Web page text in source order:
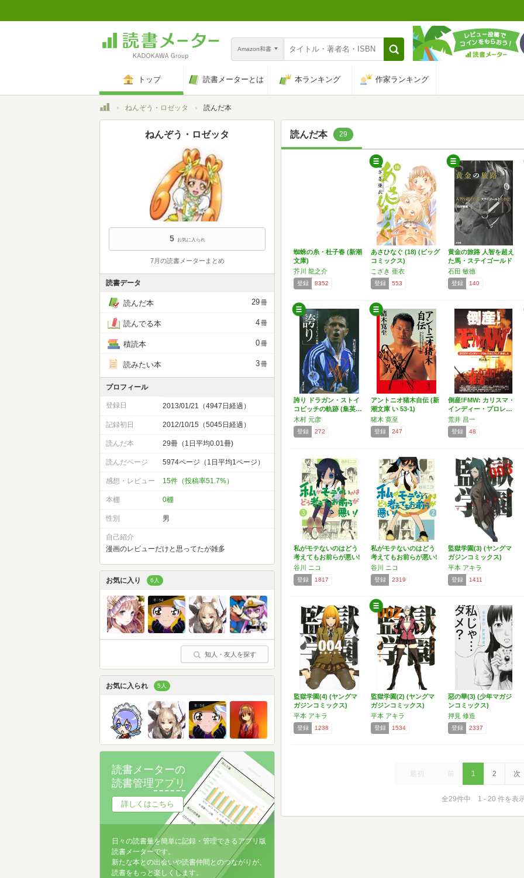
Amazon和書
トップ 読書メーターとは 本ランキング 作家ランキング
トップねんぞう・ロゼッタ 読んだ本
読んだ本 29
蜘蛛の糸・杜子春 (新潮
文庫)
芥川 龍之介
登録 8352
あさひなぐ (18) (ビッグ
コミックス)
こざき 亜衣
登録 553
黄金の旅路 人智を超え
た馬・ステイゴールド
の…
石田 敏徳
登録 140
誇り ドラガン・ストイ
コビッチの軌跡 (集英…
木村 元彦
登録 272
アントニオ猪木自伝 (新
潮文庫 い 53-1)
猪木 寛至
登録 247
倒産!FMW: カリスマ・
インディー・プロレ…
荒井 昌一
登録 48
私がモテないのはどう
考えてもお前らが悪い!
(…
谷川 ニコ
登録 1817
私がモテないのはどう
考えてもお前らが悪い!
(…
谷川 ニコ
登録 2319
監獄学園(3) (ヤングマ
ガジンコミックス)
平本 アキラ
登録 1411
監獄学園(4) (ヤングマ
ガジンコミックス)
平本 アキラ
登録 1238
監獄学園(2) (ヤングマ
ガジンコミックス)
平本 アキラ
登録 1534
惡の華(3) (少年マガジ
ンコミックス)
押見 修造
登録 2337
最初 前 1 2 次
全29件中 1 - 20 件を表
ねんぞう・ロゼッタ
5 お気に入られ
7月の読書メーターまとめ
読書データ
読んだ本 29冊
読んでる本 4冊
積読本 0冊
読みたい本 3冊
プロフィール
登録日 2013/01/21（4947日経過）
記録初日 2012/10/15（5045日経過）
読んだ本 29冊（1日平均0.01冊)
読んだページ 5974ページ（1日平均1ページ）
感想・レビュー 15件（投稿率51.7%）
本棚 0棚
性別 男
自己紹介
漫画のレビューだけと思ってたが雑多
お気に入り 6人
知人・友人を探す
お気に入られ 5人
読書メーターの
読書管理アプリ
詳しくはこちら
日々の読書量を簡単に記録・管理できるアプリ版
読書メーターです。
新たな本との出会いや読書仲間とのつながりが、
読書をもっと楽しくします。